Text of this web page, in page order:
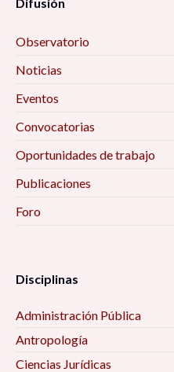
Observatorio
Noticias
Eventos
Convocatorias
Oportunidades de trabajo
Publicaciones
Foro
Disciplinas
Administración Pública
Antropología
Ciencias Jurídicas